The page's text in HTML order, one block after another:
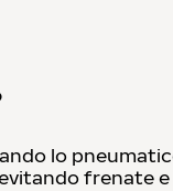
lo
frenate